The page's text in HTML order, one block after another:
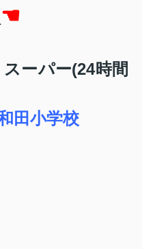
☚
スーパー(24時間
田小学校